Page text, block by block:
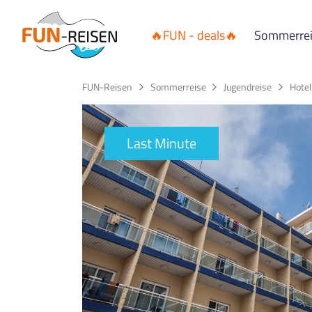
🔥FUN - deals🔥
FUN-Reisen Sommerreise Jugendreise
Last Minute